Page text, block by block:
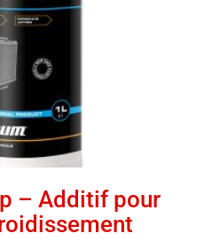
– Additif pour